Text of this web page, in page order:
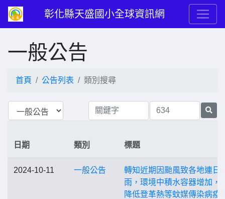
彰化縣天盛國小全球資訊網
一般公告
首頁 公告列表 類別搜尋
日期 類別 標題
2024-10-11 一般公告
轉知近期因颱風致各地連日
雨，環境中積水容器增加，
降低登革熱等蚊媒傳染病疫